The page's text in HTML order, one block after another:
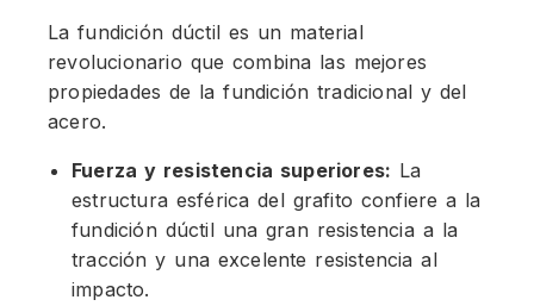
La fundición dúctil es un material
revolucionario que combina las mejores
propiedades de la fundición tradicional y del
acero.
Fuerza y resistencia superiores: La
estructura esférica del grafito confiere a la
fundición dúctil una gran resistencia a la
tracción y una excelente resistencia al
impacto.